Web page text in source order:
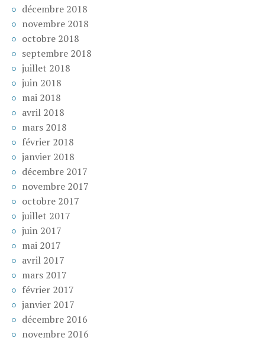
décembre 2018
novembre 2018
octobre 2018
septembre 2018
juillet 2018
juin 2018
mai 2018
avril 2018
mars 2018
février 2018
janvier 2018
décembre 2017
novembre 2017
octobre 2017
juillet 2017
juin 2017
mai 2017
avril 2017
mars 2017
février 2017
janvier 2017
décembre 2016
novembre 2016